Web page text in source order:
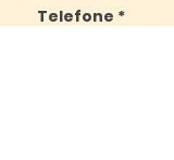
Telefone